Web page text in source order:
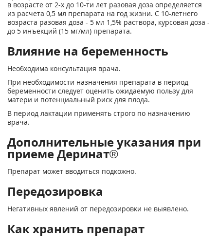
в возрасте от 2-х до 10-ти лет разовая доза определяется
из расчета 0,5 мл препарата на год жизни. С 10-летнего
возраста разовая доза - 5 мл 1,5% раствора, курсовая доза -
до 5 инъекций (15 мг/мл) препарата.
Влияние на беременность
Необходима консультация врача.
При необходимости назначения препарата в период
беременности следует оценить ожидаемую пользу для
матери и потенциальный риск для плода.
В период лактации применять строго по назначению
врача.
Дополнительные указания при
приеме Деринат®
Препарат может вводиться подкожно.
Передозировка
Негативных явлений от передозировки не выявлено.
Как хранить препарат